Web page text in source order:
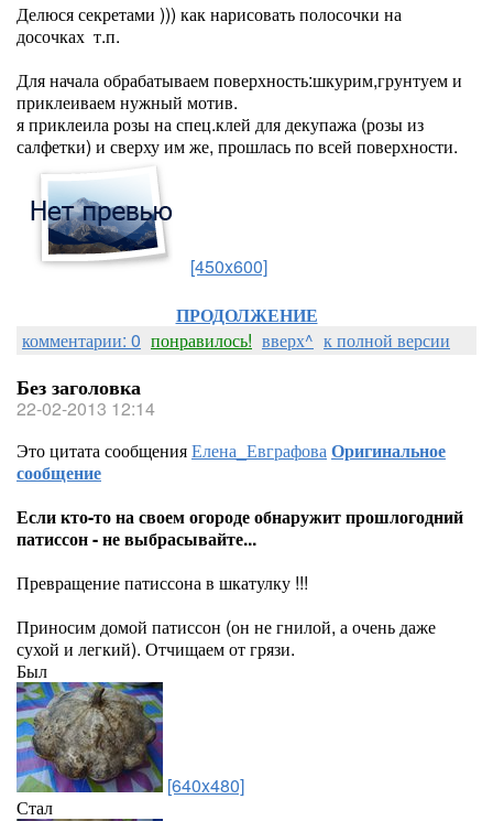
Делюся секретами ))) как нарисовать полосочки на
досочках т.п.
Для начала обрабатываем поверхность:шкурим,грунтуем и
приклеиваем нужный мотив.
я приклеила розы на спец.клей для декупажа (розы из
салфетки) и сверху им же, прошлась по всей поверхности.
[450x600]
ПРОДОЛЖЕНИЕ
комментарии: 0 понравилось! вверх^ к полной версии
Без заголовка
22-02-2013 12:14
Это цитата сообщенияЕлена_ЕвграфоваОригинальное
сообщение
Если кто-то на своем огороде обнаружит прошлогодний
патиссон - не выбрасывайте...
Превращение патиссона в шкатулку !!!
Приносим домой патиссон (он не гнилой, а очень даже
сухой и легкий). Отчищаем от грязи.
Был
[640x480]
Стал